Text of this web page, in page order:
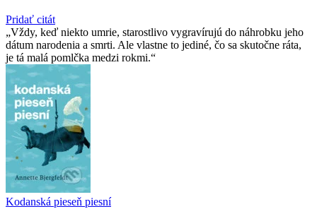
Pridať citát
Vždy, keď niekto umrie, starostlivo vygravírujú do náhrobku jeho
dátum narodenia a smrti. Ale vlastne to jediné, čo sa skutočne ráta,
je tá malá pomlčka medzi rokmi.
Kodanská pieseň piesní